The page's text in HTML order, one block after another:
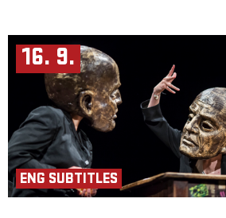
16. 9.
ENG SUBTITLES